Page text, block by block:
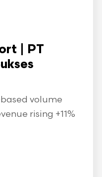
| PT
volume
rising +11%